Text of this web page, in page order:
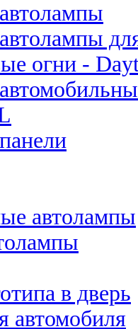
огни -
автолампы
в дверь
автомобиля